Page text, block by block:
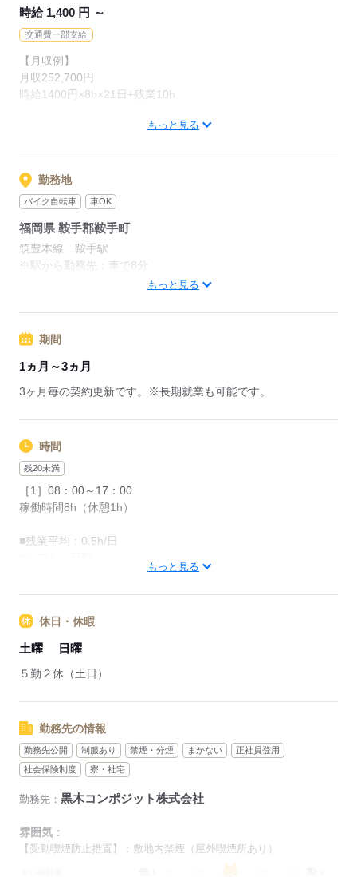
時給 1,400 円 ～
交通費一部支給
【月収例】
月収252,700円
時給1400円×8h×21日+残業10h
もっと見る
勤務地
バイク自転車 車OK
福岡県 鞍手郡鞍手町
筑豊本線 鞍手駅
※駅から勤務先：車で8分
【交通手段】徒歩、自転車、バイク、私有車
もっと見る
期間
1ヵ月～3ヵ月
3ヶ月毎の契約更新です。※長期就業も可能です。
時間
残20未満
［1］08：00～17：00
稼働時間8h（休憩1h）
■残業平均：0.5h/日
※1ヵ月在籍が条件となります
※派遣のお仕事が対象となります
もっと見る
休日・休暇
土曜 日曜
５勤２休（土日）
勤務先の情報
勤務先公開 制服あり 禁煙・分煙 まかない
正社員登用
社会保険制度
寮・社宅
勤務先： 黒木コンポジット株式会社
雰囲気：
【受動喫煙防止措置】：敷地内禁煙（屋外喫煙所あり）